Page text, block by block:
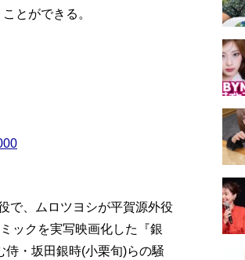
とができる。
で、ムロツヨシが平賀源外役
ックを実写映画化した『銀
・坂田銀時(小栗旬)らの騒